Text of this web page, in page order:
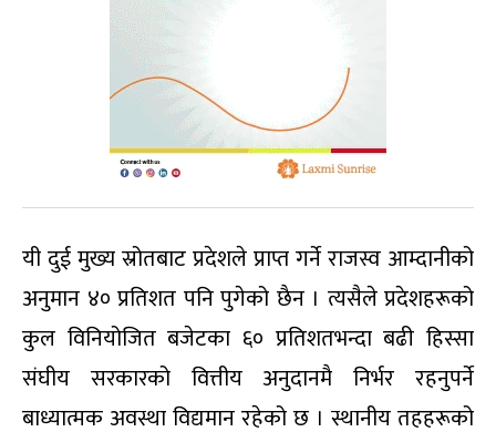
यी दुई मुख्य स्रोतबाट प्रदेशले प्राप्त गर्ने राजस्व आम्दानीको
अनुमान ४० प्रतिशत पनि पुगेको छैन । त्यसैले प्रदेशहरूको
कुल विनियोजित बजेटका ६० प्रतिशतभन्दा बढी हिस्सा
संघीय सरकारको वित्तीय अनुदानमै निर्भर रहनुपर्ने
बाध्यात्मक अवस्था विद्यमान रहेको छ । स्थानीय तहहरूको